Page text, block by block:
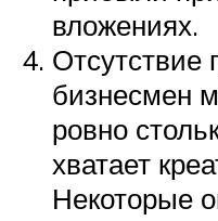
вложениях.
Отсутствие
бизнесмен
ровно
хватает
Некоторые